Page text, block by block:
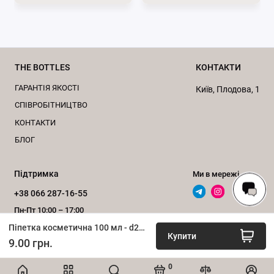
0
Піпетка косметична 100 мл - d20 мм (чорна)
9.00 грн.
Купити
месенджериViberтаTelegram.
вТелеграмта
THE BOTTLES
ГАРАНТІЯ ЯКОСТІ
CПІВРОБІТНИЦТВО
КОНТАКТИ
БЛОГ
КОНТАКТИ
Київ, Плодова, 1
Підтримка
+38 066 287-16-55
Пн-Пт 10:00 – 17:00
Зворотний дзвінок
Ми в мережі
ІНТЕРНЕТ-МАГАЗИН «bottles.com.ua», 2020–2026